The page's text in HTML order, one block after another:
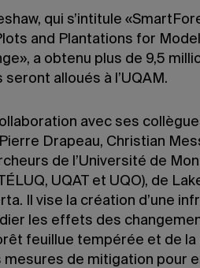
qui s’intitule
and Plantations for
a obtenu plus de 9,5
alloués à l’UQAM.
avec ses
Pierre Drapeau, Christian
de l’Université de
UQAT et UQO), de
Il vise la création d’une
les effets des
feuillue tempérée et de
de mitigation pour